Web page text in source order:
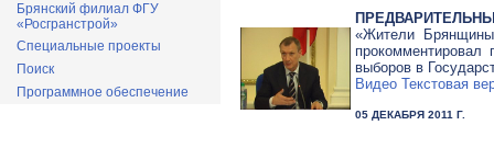
Брянский филиал ФГУ
«Росгранстрой»
Специальные проекты
Поиск
Программное обеспечение
«Жители
прокомментировал
выборов в
Видео Текстовая
05 ДЕКАБРЯ 2011 Г.